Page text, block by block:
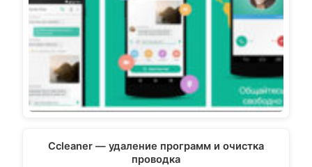
Ccleaner — удаление программ и очистка
проводка